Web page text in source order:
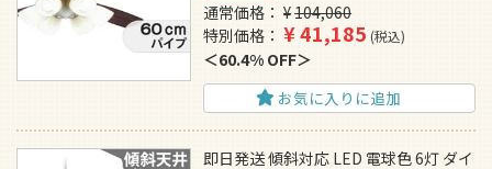
通常価格 ¥104,060
特別価格
¥41,185 税込
60.4% OFF
お気に入りに追加
即日発送 傾斜対応 LED 電球色 6灯 ダイ